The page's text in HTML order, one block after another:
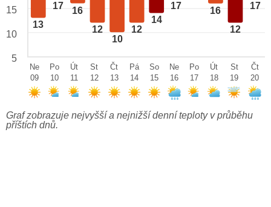
13
17 16
12
10
12
14
17 16
12
17
15
10
5
Ne
09
Po
10
Út
11
St
12
Čt
13
Pá
14
So
15
Ne
16
Po
17
Út
18
St
19
Čt
20
Graf zobrazuje nejvyšší a nejnižší denní teploty v průběhu
příštích dnů.